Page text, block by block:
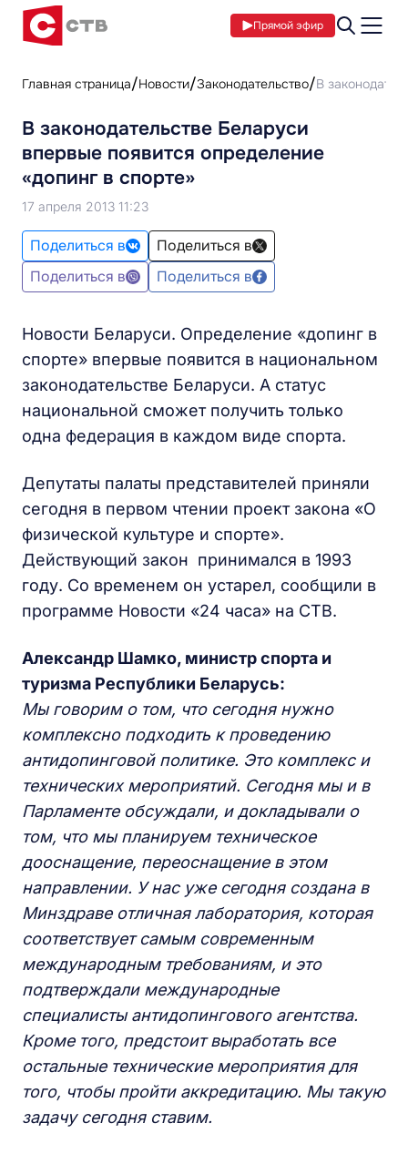
Прямой эфир
Главная страница Новости Законодательство В
В законодательстве Беларуси
впервые появится определение
«допинг в спорте»
17 апреля 2013 11:23
Поделиться в
Поделиться в
Поделиться в
Поделиться в
Новости Беларуси. Определение «допинг в
спорте» впервые появится в национальном
законодательстве Беларуси. А статус
национальной сможет получить только
одна федерация в каждом виде спорта.
Депутаты палаты представителей приняли
сегодня в первом чтении проект закона «О
физической культуре и спорте».
Действующий закон принимался в 1993
году. Со временем он устарел, сообщили в
программе Новости «24 часа» на СТВ.
Александр Шамко, министр спорта и
туризма Республики Беларусь:
Мы говорим о том, что сегодня нужно
комплексно подходить к проведению
антидопинговой политике. Это комплекс и
технических мероприятий. Сегодня мы и в
Парламенте обсуждали, и докладывали о
том, что мы планируем техническое
дооснащение, переоснащение в этом
направлении. У нас уже сегодня создана в
Минздраве отличная лаборатория, которая
соответствует самым современным
международным требованиям, и это
подтверждали международные
специалисты антидопингового агентства.
Кроме того, предстоит выработать все
остальные технические мероприятия для
того, чтобы пройти аккредитацию. Мы такую
задачу сегодня ставим.